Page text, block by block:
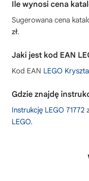
Ile wynosi cena
Sugerowana cena
zł.
Jaki jest kod EAN
Kod EAN LEGO
Gdzie znajdę
Instrukcję LEGO 71772
LEGO.